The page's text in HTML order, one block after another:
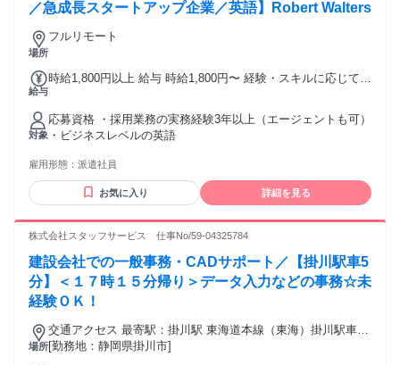
／急成長スタートアップ企業／英語】Robert Walters
場所
フルリモート
給与
時給1,800円以上 給与 時給1,800円〜 経験・スキルに応じて変
対象
応募資格 ・採用業務の実務経験3年以上（エージェントも可）
・ビジネスレベルの英語
雇用形態： 派遣社員
お気に入り 詳細を見る
株式会社スタッフサービス 仕事No/59-04325784
建設会社での一般事務・CADサポート／【掛川駅車5
分】＜１７時１５分帰り＞データ入力などの事務☆未
経験ＯＫ！
場所
交通アクセス 最寄駅：掛川駅 東海道本線（東海）掛川駅車5
分
[勤務地：静岡県掛川市]